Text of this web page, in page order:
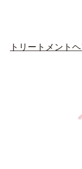
トリートメント